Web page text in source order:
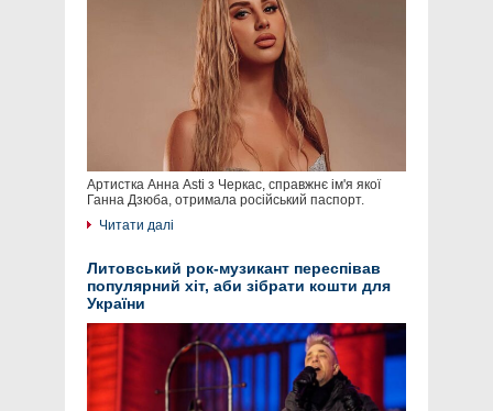
Артистка Анна Asti з Черкас, справжнє ім'я якої
Ганна Дзюба, отримала російський паспорт.
Читати далі
Литовський рок-музикант переспівав
популярний хіт, аби зібрати кошти для
України